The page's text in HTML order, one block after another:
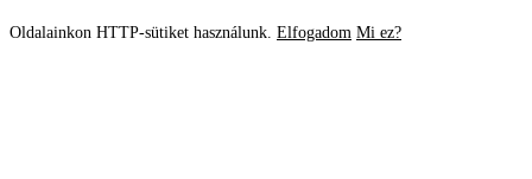
Oldalainkon HTTP-sütiket használunk. Elfogadom Mi ez?